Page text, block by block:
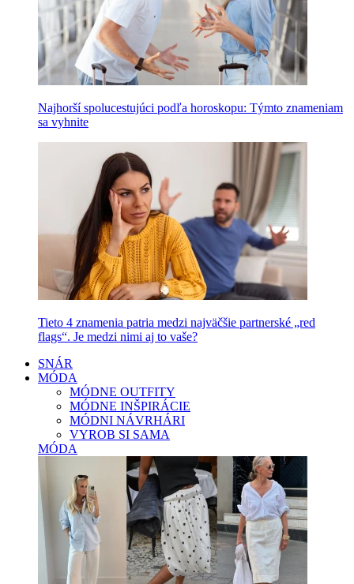
Najhorší spolucestujúci podľa horoskopu: Týmto znameniam
sa vyhnite
Tieto 4 znamenia patria medzi najväčšie partnerské „red
flags“. Je medzi nimi aj to vaše?
SNÁR
MÓDA
MÓDNE OUTFITY
MÓDNE INŠPIRÁCIE
MÓDNI NÁVRHÁRI
VYROB SI SAMA
MÓDA